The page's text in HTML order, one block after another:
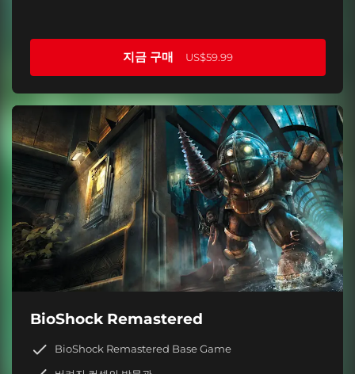
지금 구매 US$59.99
BioShock Remastered
BioShock Remastered Base Game